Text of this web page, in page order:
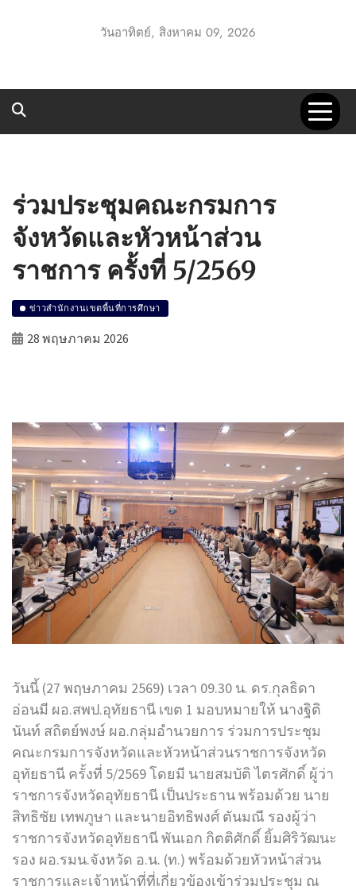
วันอาทิตย์, สิงหาคม 09, 2026
UTT1 GO
ร่วมประชุมคณะกรมการ
จังหวัดและหัวหน้าส่วน
ราชการ ครั้งที่ 5/2569
ข่าวสำนักงานเขตพื้นที่การศึกษา
28 พฤษภาคม 2026
วันนี้ (27 พฤษภาคม 2569) เวลา 09.30 น. ดร.กุลธิดา
อ่อนมี ผอ.สพป.อุทัยธานี เขต 1 มอบหมายให้ นางฐิติ
นันท์ สถิตย์พงษ์ ผอ.กลุ่มอำนวยการ ร่วมการประชุม
คณะกรมการจังหวัดและหัวหน้าส่วนราชการจังหวัด
อุทัยธานี ครั้งที่ 5/2569 โดยมี นายสมบัติ ไตรศักดิ์ ผู้ว่า
ราชการจังหวัดอุทัยธานี เป็นประธาน พร้อมด้วย นาย
สิทธิชัย เทพภูษา และนายอิทธิพงศ์ ตันมณี รองผู้ว่า
ราชการจังหวัดอุทัยธานี พันเอก กิตติศักดิ์ ยิ้มศิริวัฒนะ
รอง ผอ.รมน.จังหวัด อ.น. (ท.) พร้อมด้วยหัวหน้าส่วน
ราชการและเจ้าหน้าที่ที่เกี่ยวข้องเข้าร่วมประชุม ณ